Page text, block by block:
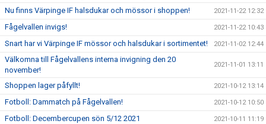
Nu finns Värpinge IF halsdukar och mössor i shoppen! 2021-11-22 12:32
Fågelvallen invigs! 2021-11-22 10:43
Snart har vi Värpinge IF mössor och halsdukar i sortimentet! 2021-11-02 12:44
Välkomna till Fågelvallens interna invigning den 20
november!
2021-11-01 13:11
Shoppen lager påfyllt! 2021-10-12 13:14
Fotboll: Dammatch på Fågelvallen! 2021-10-12 10:50
Fotboll: Decembercupen sön 5/12 2021 2021-10-11 11:19